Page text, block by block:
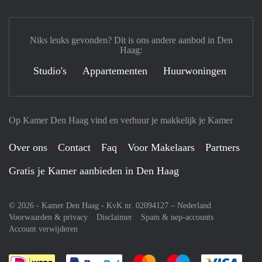
Op Kamer Den Haag vind en verhuur je makkelijk je Kamer
Over ons Contact Faq Voor Makelaars
Partners
Gratis je Kamer aanbieden in Den Haag
© 2026 - Kamer Den Haag - KvK nr. 02094127 – Nederland
Voorwaarden & privacy
Disclaimer
Spam & nep-accounts
Account verwijderen
Niks leuks gevonden? Dit is ons andere aanbod in Den
Haag:
Studio's Appartementen Huurwoningen